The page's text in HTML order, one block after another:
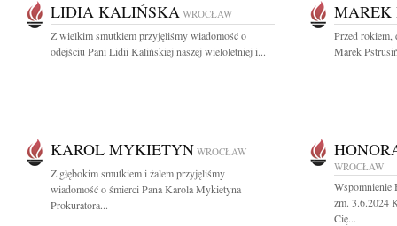
LIDIA KALIŃSKA WROCŁAW
Z wielkim smutkiem przyjęliśmy wiadomość o
odejściu Pani Lidii Kalińskiej naszej wieloletniej i...
MAREK
Przed rokiem,
Marek
KAROL MYKIETYN WROCŁAW
Z głębokim smutkiem i żalem przyjęliśmy
wiadomość o śmierci Pana Karola Mykietyna
Prokuratora...
WROCŁAW
Wspomnienie
zm. 3.6.2024
Cię...